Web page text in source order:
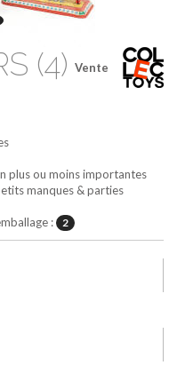
Vente
(4)
plus ou moins importantes
manques & parties
: 2